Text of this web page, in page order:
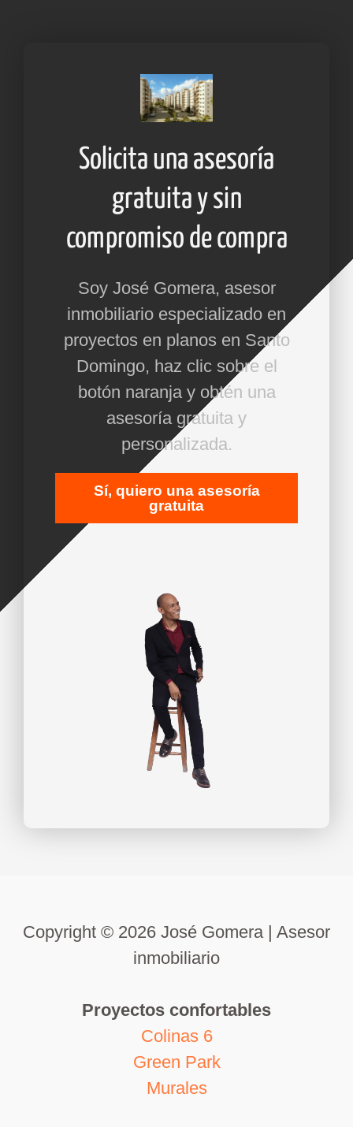
Solicita una asesoría
gratuita y sin
compromiso de compra
Soy José Gomera, asesor
inmobiliario especializado en
proyectos en planos en Santo
Domingo, haz clic sobre el
botón naranja y obtén una
asesoría gratuita y
personalizada.
Sí, quiero una asesoría
gratuita
Copyright © 2026 José Gomera | Asesor
inmobiliario
Proyectos confortables
Colinas 6
Green Park
Murales